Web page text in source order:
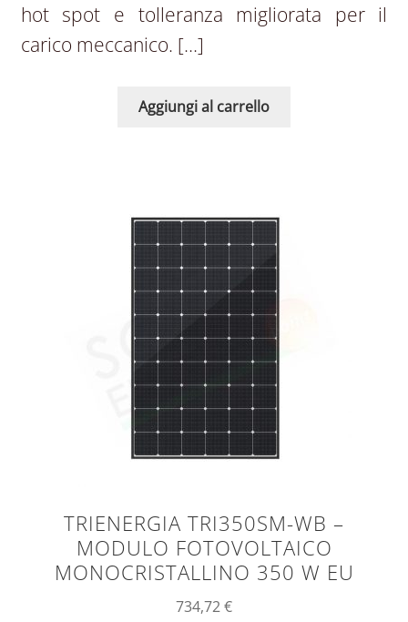
hot spot e tolleranza migliorata per il
carico meccanico. […]
Aggiungi al carrello
TRIENERGIA TRI350SM-WB –
MODULO FOTOVOLTAICO
MONOCRISTALLINO 350 W EU
734,72€